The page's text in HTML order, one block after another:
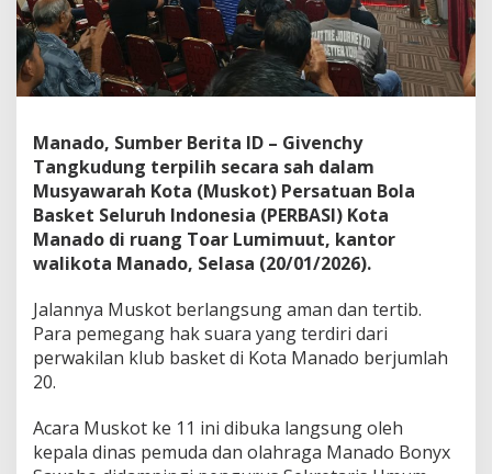
g
T
e
r
i
l
i
h
S
e
b
a
a
i
e
a
P
E
Manado, Sumber Berita ID – Givenchy
Tangkudung terpilih secara sah dalam
Musyawarah Kota (Muskot) Persatuan Bola
Basket Seluruh Indonesia (PERBASI) Kota
Manado di ruang Toar Lumimuut, kantor
walikota Manado, Selasa (20/01/2026).
Jalannya Muskot berlangsung aman dan tertib.
Para pemegang hak suara yang terdiri dari
perwakilan klub basket di Kota Manado berjumlah
20.
Acara Muskot ke 11 ini dibuka langsung oleh
kepala dinas pemuda dan olahraga Manado Bonyx